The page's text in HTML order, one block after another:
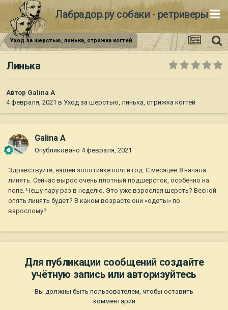
Лабрадор.ру собаки - ретриверы
Уход за шерстью, линька, стрижка когтей
Линька
Автор Galina A
4 февраля, 2021 в Уход за шерстью, линька, стрижка когтей
Galina A
Опубликовано 4 февраля, 2021
Здравствуйте, нашей золотинке почти год. С месяцев 8 начала
линять. Сейчас вырос очень плотный подшерсток, особенно на
попе. Чешу пару раз в неделю. Это уже взрослая шерсть? Весной
опять линять будет? В каком возрасте они «одеты» по
взрослому?
Для публикации сообщений создайте
учётную запись или авторизуйтесь
Вы должны быть пользователем, чтобы оставить
комментарий